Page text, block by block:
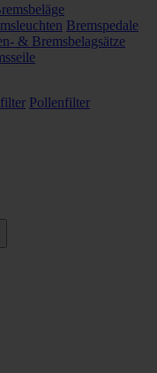
Bremspedale
& Bremsbelagsätze
Pollenfilter